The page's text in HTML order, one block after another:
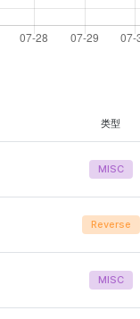
类型
MISC
Reverse
MISC